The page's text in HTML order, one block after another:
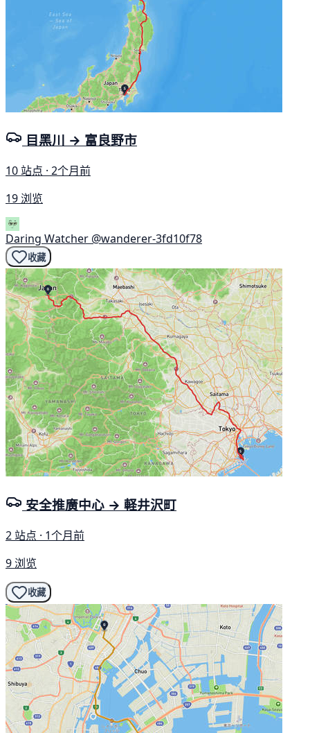
目黑川 → 富良野市
10 站点 · 2个月前
19 浏览
Daring Watcher @wanderer-3fd10f78
收藏
安全推廣中心 → 軽井沢町
2 站点 · 1个月前
9 浏览
收藏